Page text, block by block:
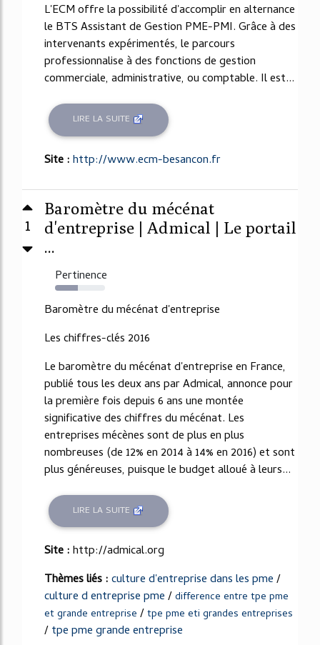
L'ECM offre la possibilité d'accomplir en alternance
le BTS Assistant de Gestion PME-PMI. Grâce à des
intervenants expérimentés, le parcours
professionnalise à des fonctions de gestion
commerciale, administrative, ou comptable. Il est...
LIRE LA SUITE
Site :http://www.ecm-besancon.fr
1
Baromètre du mécénat
d'entreprise | Admical | Le portail
...
Pertinence
46%
Baromètre du mécénat d'entreprise
Les chiffres-clés 2016
Le baromètre du mécénat d'entreprise en France,
publié tous les deux ans par Admical, annonce pour
la première fois depuis 6 ans une montée
significative des chiffres du mécénat. Les
entreprises mécènes sont de plus en plus
nombreuses (de 12% en 2014 à 14% en 2016) et sont
plus généreuses, puisque le budget alloué à leurs...
LIRE LA SUITE
Site :http://admical.org
Thèmes liés :culture d'entreprise dans les pme/
culture d entreprise pme/difference entre tpe pme
et grande entreprise /tpe pme eti grandes entreprises
/tpe pme grande entreprise